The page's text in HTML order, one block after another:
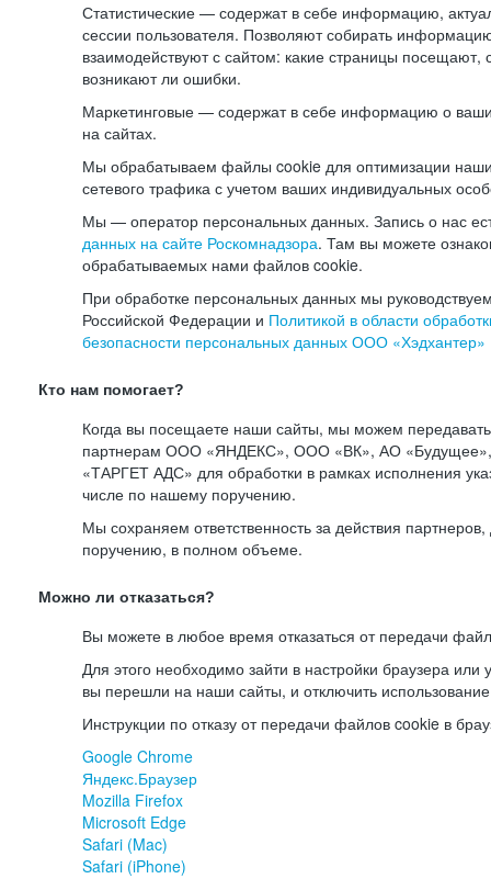
Статистические — содержат в себе информацию,
сессии пользователя. Позволяют собирать
взаимодействуют с сайтом: какие страницы посещают,
возникают ли ошибки.
Маркетинговые — содержат в себе информацию о
на сайтах.
Мы обрабатываем файлы cookie для оптимизации
сетевого трафика с учетом ваших индивидуальных
Мы — оператор персональных данных. Запись о нас
данных на сайте Роскомнадзора. Там вы можете
обрабатываемых нами файлов cookie.
При обработке персональных данных мы
Российской Федерации и Политикой в области
безопасности персональных данных ООО «Хэдхантер»
Кто нам помогает?
Когда вы посещаете наши сайты, мы можем
партнерам ООО «ЯНДЕКС», ООО «ВК», АО
«ТАРГЕТ АДС» для обработки в рамках исполнения
числе по нашему поручению.
Мы сохраняем ответственность за действия
поручению, в полном объеме.
Можно ли отказаться?
Вы можете в любое время отказаться от передачи
Для этого необходимо зайти в настройки браузера или
вы перешли на наши сайты, и отключить
Инструкции по отказу от передачи файлов cookie в
Google Chrome
Яндекс.Браузер
Mozilla Firefox
Microsoft Edge
Safari (Mac)
Safari (iPhone)